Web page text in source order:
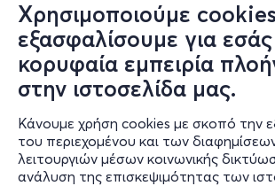
Χρησιμοποιούμε
εξασφαλίσουμε για
κορυφαία εμπειρία
στην ιστοσελίδα μας.
Κάνουμε χρήση cookies με σκοπό την
του περιεχομένου και των
λειτουργιών μέσων κοινωνικής
ανάλυση της επισκεψιμότητας των
Πληροφορίες
Υποστήριξη
Stay Connected